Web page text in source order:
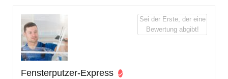
Fensterputzer-Express
Sei der Erste, der eine
Bewertung abgibt!